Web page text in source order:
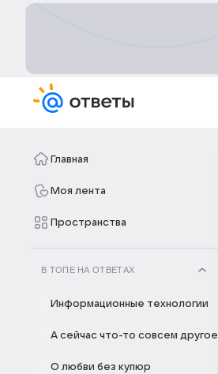
Главная
Моя лента
Пространства
В ТОПЕ НА ОТВЕТАХ
Информационные технологии
А сейчас что-то совсем другое
О любви без купюр